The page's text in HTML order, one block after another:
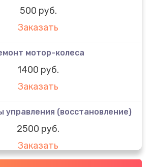
500 руб.
Заказать
мотор-колеса
1400 руб.
Заказать
управления (восстановление)
2500 руб.
Заказать